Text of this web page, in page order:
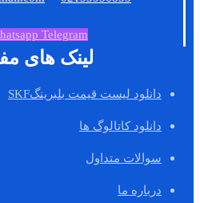
Telegram
لینک های
دانلود لیست قیمت بلبرینگSKF
دانلود کاتالوگ ها
سوالات متداول
درباره ما